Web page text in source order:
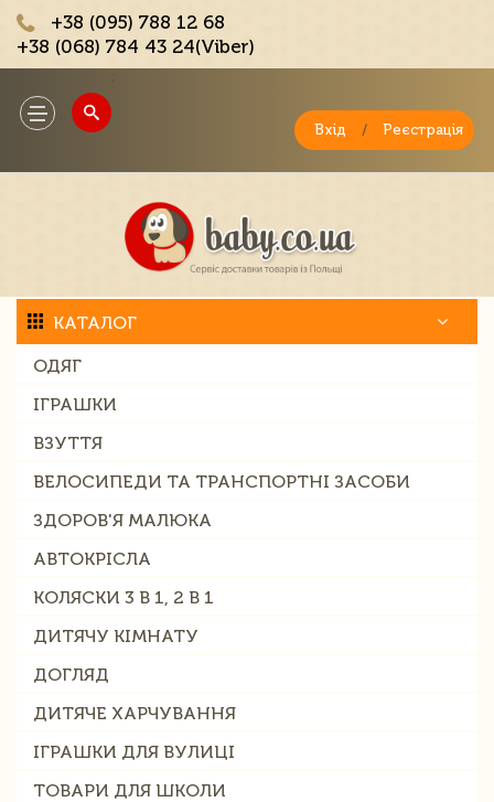
+38 (095) 788 12 68
+38 (068) 784 43 24(Viber)
Toggle
navigation
Вхід / Реєстрація
КАТАЛОГ
ОДЯГ
ІГРАШКИ
ВЗУТТЯ
ВЕЛОСИПЕДИ ТА ТРАНСПОРТНІ ЗАСОБИ
ЗДОРОВ'Я МАЛЮКА
АВТОКРІСЛА
КОЛЯСКИ 3 В 1, 2 В 1
ДИТЯЧУ КІМНАТУ
ДОГЛЯД
ДИТЯЧЕ ХАРЧУВАННЯ
ІГРАШКИ ДЛЯ ВУЛИЦІ
ТОВАРИ ДЛЯ ШКОЛИ